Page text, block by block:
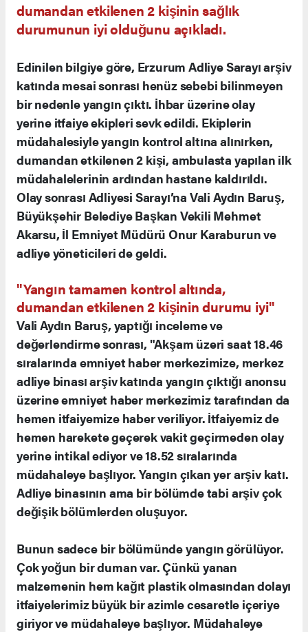
dumandan etkilenen 2 kişinin sağlık
durumunun iyi olduğunu açıkladı.
Edinilen bilgiye göre, Erzurum Adliye Sarayı arşiv
katında mesai sonrası henüz sebebi bilinmeyen
bir nedenle yangın çıktı. İhbar üzerine olay
yerine itfaiye ekipleri sevk edildi. Ekiplerin
müdahalesiyle yangın kontrol altına alınırken,
dumandan etkilenen 2 kişi, ambulasta yapılan ilk
müdahalelerinin ardından hastane kaldırıldı.
Olay sonrası Adliyesi Sarayı’na Vali Aydın Baruş,
Büyükşehir Belediye Başkan Vekili Mehmet
Akarsu, İl Emniyet Müdürü Onur Karaburun ve
adliye yöneticileri de geldi.
"Yangın tamamen kontrol altında,
dumandan etkilenen 2 kişinin durumu iyi"
Vali Aydın Baruş, yaptığı inceleme ve
değerlendirme sonrası, "Akşam üzeri saat 18.46
sıralarında emniyet haber merkezimize, merkez
adliye binası arşiv katında yangın çıktığı anonsu
üzerine emniyet haber merkezimiz tarafından da
hemen itfaiyemize haber veriliyor. İtfaiyemiz de
hemen harekete geçerek vakit geçirmeden olay
yerine intikal ediyor ve 18.52 sıralarında
müdahaleye başlıyor. Yangın çıkan yer arşiv katı.
Adliye binasının ama bir bölümde tabi arşiv çok
değişik bölümlerden oluşuyor.
Bunun sadece bir bölümünde yangın görülüyor.
Çok yoğun bir duman var. Çünkü yanan
malzemenin hem kağıt plastik olmasından dolayı
itfaiyelerimiz büyük bir azimle cesaretle içeriye
giriyor ve müdahaleye başlıyor. Müdahaleye